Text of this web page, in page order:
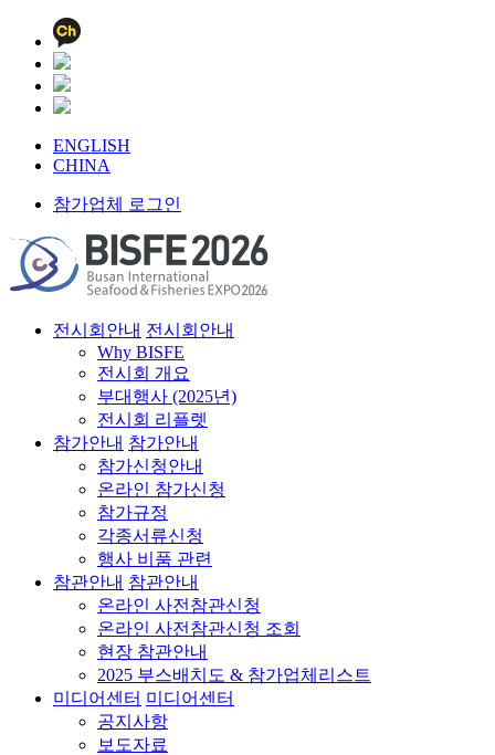
ENGLISH
CHINA
참가업체 로그인
전시회안내 전시회안내
Why BISFE
전시회 개요
부대행사 (2025년)
전시회 리플렛
참가안내 참가안내
참가신청안내
온라인 참가신청
참가규정
각종서류신청
행사 비품 관련
참관안내 참관안내
온라인 사전참관신청
온라인 사전참관신청 조회
현장 참관안내
2025 부스배치도 & 참가업체리스트
미디어센터 미디어센터
공지사항
보도자료